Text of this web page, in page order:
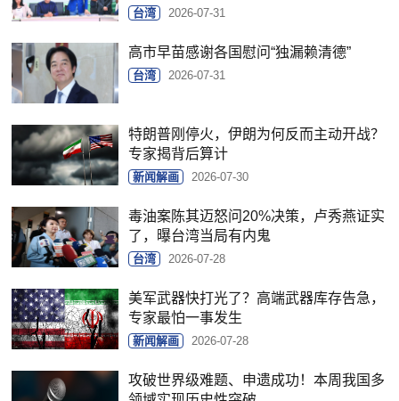
台湾 2026-07-31
高市早苗感谢各国慰问“独漏赖清德”
台湾 2026-07-31
特朗普刚停火，伊朗为何反而主动开战？
专家揭背后算计
新闻解画 2026-07-30
毒油案陈其迈怒问20%决策，卢秀燕证实
了，曝台湾当局有内鬼
台湾 2026-07-28
美军武器快打光了？高端武器库存告急，
专家最怕一事发生
新闻解画 2026-07-28
攻破世界级难题、申遗成功！本周我国多